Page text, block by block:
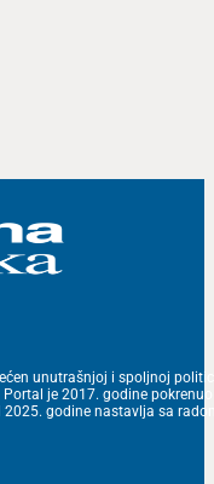
unutrašnjoj i spoljnoj
je 2017. godine
2025. godine nastavlja sa